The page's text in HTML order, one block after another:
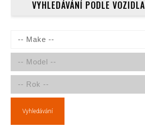
VYHLEDÁVÁNÍ PODLE VOZIDLA
Vyhledávání